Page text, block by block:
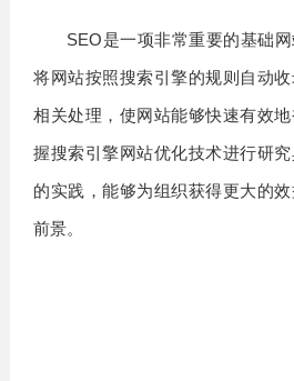
SEO是一项非常重要的基础
将网站按照搜索引擎的规则自动
相关处理，使网站能够快速有效
握搜索引擎网站优化技术进行研
的实践，能够为组织获得更大的
前景。